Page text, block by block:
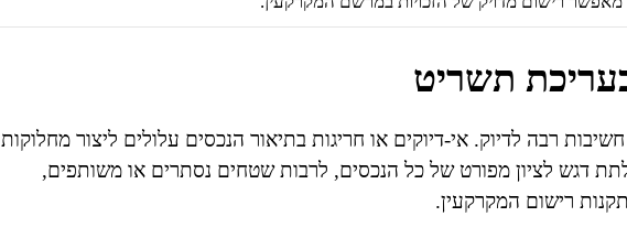
תשריט
רבה לדיוק. אי-דיוקים או חריגות בתיאור הנכסים עלולים ליצור מחלוקות
דגש לציון מפורט של כל הנכסים, לרבות שטחים נסתרים או משותפים,
רישום המקרקעין.